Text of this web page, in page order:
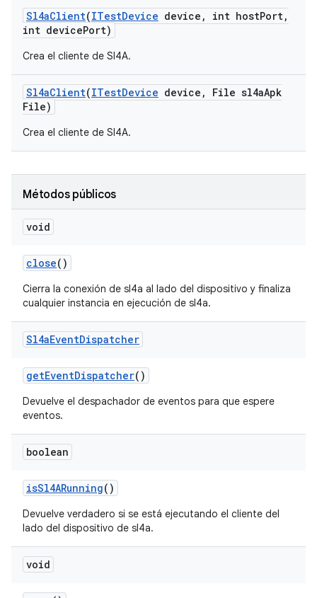
Sl4aClient(ITestDevice device , int hostPort,
int devicePort)
Crea el cliente de Sl4A.
Sl4aClient(ITestDevice device , File sl4aApk
File)
Crea el cliente de Sl4A.
Métodos públicos
void
close()
Cierra la conexión de sl4a al lado del dispositivo y finaliza
cualquier instancia en ejecución de sl4a.
Sl4aEventDispatcher
getEventDispatcher()
Devuelve el despachador de eventos para que espere
eventos.
boolean
isSl4ARunning()
Devuelve verdadero si se está ejecutando el cliente del
lado del dispositivo de sl4a.
void